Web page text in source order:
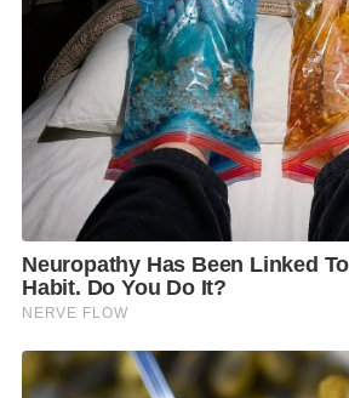
วันนี้ (25 ตุลาคม 2562)นายแพทย์อั
รองอธิบดีและโฆษกกรมควบคุมโรคก
รายงานข่าวว่าพบผู้ป่วยโรคหัดเพิ่ม
ซึ่งประเทศที่มีผู้ป่วยโรคหัดสูง ได้แก่
ยูเครน ฟิลิปปินส์ ไนจีเรีย คาซัคสถาน
และพม่า นอกจากนี้ในช่วงต้นปียังเคย
เมืองของสหรัฐอเมริกาด้วย ส่วนประ
ให้วัคซีนหัด จำนวนผู้ป่วยโรคหัดลดล
ในปี 2558 พบผู้ป่วยจำนวนเพิ่มขึ้น โ
ภาคใต้ และในสถานที่ที่มีคนอยู่รวม
เรือนจำ โรงเรียน ค่ายทหาร ทั้งนี้ ปร